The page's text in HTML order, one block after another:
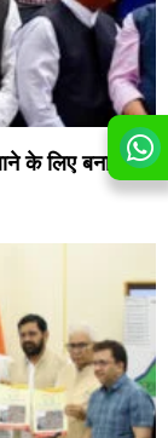
के लिए बनाए जा